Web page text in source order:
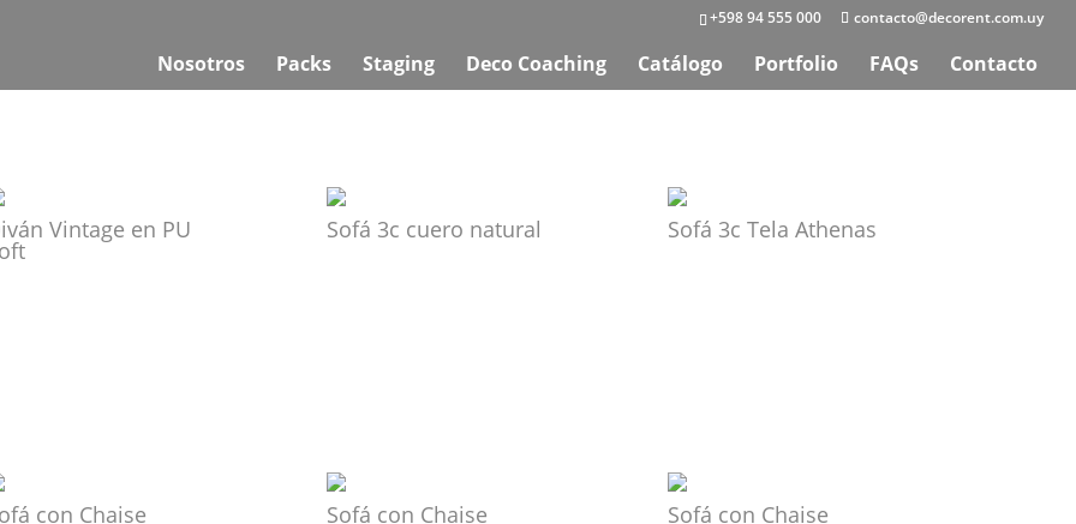
+598 94 555 000 contacto@decorent.com.uy
Nosotros Packs Staging Deco Coaching Catálogo Portfolio FAQs Contacto
Vintage en PU Sofá 3c cuero natural Sofá 3c Tela Athenas
con Chaise Sofá con Chaise Sofá con Chaise